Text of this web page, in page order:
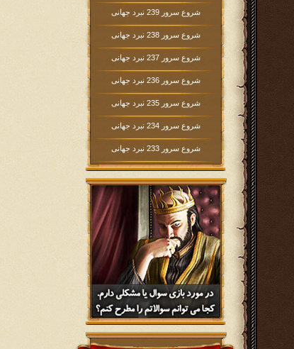
شروع سرور 239 نبرد جهانی
شروع سرور 238 نبرد جهانی
شروع سرور 237 نبرد جهانی
شروع سرور 236 نبرد جهانی
شروع سرور 235 نبرد جهانی
شروع سرور 234 نبرد جهانی
شروع سرور 233 نبرد جهانی